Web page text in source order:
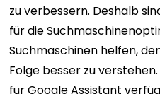
zu verbessern. Deshalb
für die
Suchmaschinen helfen,
Folge besser zu verstehen.
für Google Assistant